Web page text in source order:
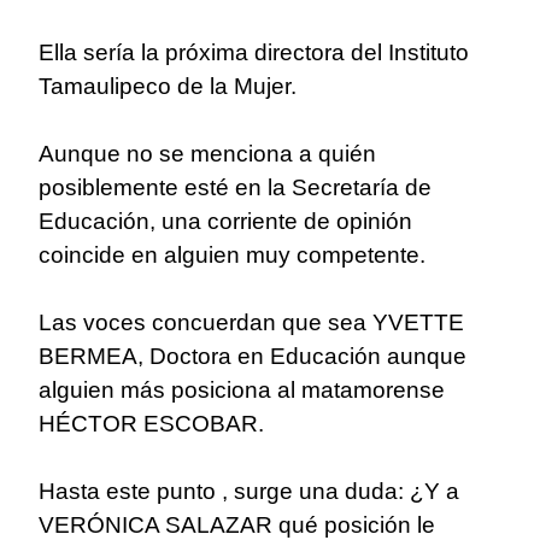
Ella sería la próxima directora del Instituto
Tamaulipeco de la Mujer.
Aunque no se menciona a quién
posiblemente esté en la Secretaría de
Educación, una corriente de opinión
coincide en alguien muy competente.
Las voces concuerdan que sea YVETTE
BERMEA, Doctora en Educación aunque
alguien más posiciona al matamorense
HÉCTOR ESCOBAR.
Hasta este punto , surge una duda: ¿Y a
VERÓNICA SALAZAR qué posición le